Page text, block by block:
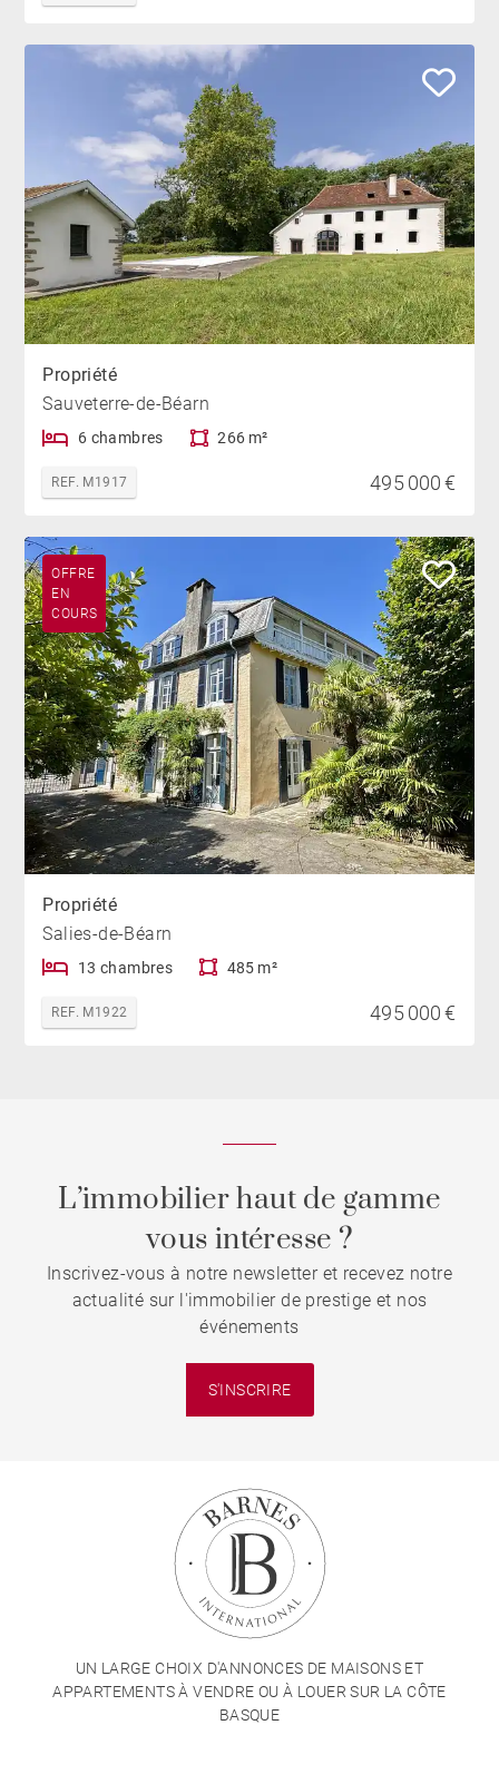
Propriété
Sauveterre-de-Béarn
6 chambres 266 m²
REF. M1917 495 000 €
OFFRE
EN
COURS
Propriété
Salies-de-Béarn
13 chambres 485 m²
REF. M1922 495 000 €
L’immobilier haut de gamme
vous intéresse ?
Inscrivez-vous à notre newsletter et recevez notre
actualité sur l'immobilier de prestige et nos
événements
S'INSCRIRE
UN LARGE CHOIX D'ANNONCES DE MAISONS ET
APPARTEMENTS À VENDRE OU À LOUER SUR LA CÔTE
BASQUE